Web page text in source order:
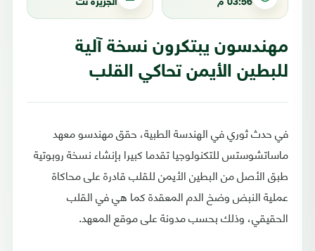
03:56 م الجزيرة نت
مهندسون يبتكرون نسخة آلية
للبطين الأيمن تحاكي القلب
في حدث ثوري في الهندسة الطبية، حقق مهندسو معهد
ماساتشوستس للتكنولوجيا تقدما كبيرا بإنشاء نسخة روبوتية
طبق الأصل من البطين الأيمن للقلب قادرة على محاكاة
عملية النبض وضخ الدم المعقدة كما هي في القلب
الحقيقي، وذلك بحسب مدونة على موقع المعهد.